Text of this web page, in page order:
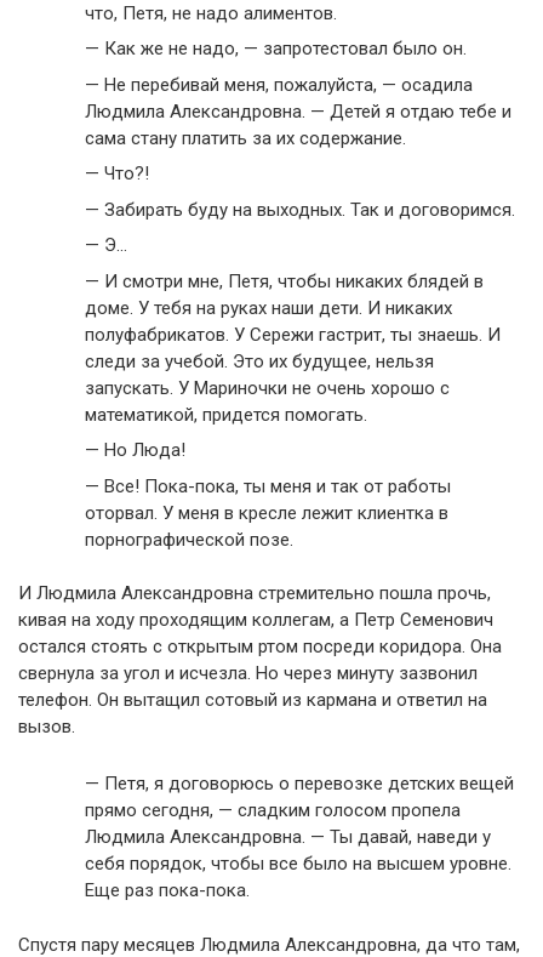
что, Петя, не надо алиментов.
— Как же не надо, — запротестовал было он.
— Не перебивай меня, пожалуйста, — осадила
Людмила Александровна. — Детей я отдаю тебе и
сама стану платить за их содержание.
— Что?!
— Забирать буду на выходных. Так и договоримся.
— Э…
— И смотри мне, Петя, чтобы никаких блядей в
доме. У тебя на руках наши дети. И никаких
полуфабрикатов. У Сережи гастрит, ты знаешь. И
следи за учебой. Это их будущее, нельзя
запускать. У Мариночки не очень хорошо с
математикой, придется помогать.
— Но Люда!
— Все! Пока-пока, ты меня и так от работы
оторвал. У меня в кресле лежит клиентка в
порнографической позе.
И Людмила Александровна стремительно пошла прочь,
кивая на ходу проходящим коллегам, а Петр Семенович
остался стоять с открытым ртом посреди коридора. Она
свернула за угол и исчезла. Но через минуту зазвонил
телефон. Он вытащил сотовый из кармана и ответил на
вызов.
— Петя, я договорюсь о перевозке детских вещей
прямо сегодня, — сладким голосом пропела
Людмила Александровна. — Ты давай, наведи у
себя порядок, чтобы все было на высшем уровне.
Еще раз пока-пока.
Спустя пару месяцев Людмила Александровна, да что там,